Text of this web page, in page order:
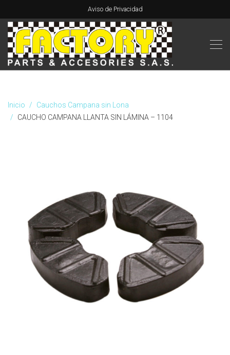
Aviso de Privacidad
Inicio
Cauchos Campana sin Lona
CAUCHO CAMPANA LLANTA SIN LÁMINA – 1104